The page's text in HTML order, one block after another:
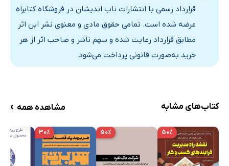
قرارداد رسمی با انتشارات ناب اندیشان در فروشگاه کتابراه
عرضه شده است. تمامی حقوق مادی و معنوی نشر این اثر
مطابق قرارداد رعایت شده و سهم ناشر و صاحب اثر از هر
خرید به‌صورت قانونی پرداخت می‌شود.
کتاب‌های مشابه مشاهده همه ›
۵۰٪ ۵۰٪ ۳۰٪